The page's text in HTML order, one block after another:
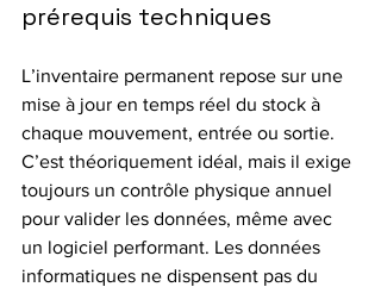
prérequis techniques
L’inventaire permanent repose sur une
mise à jour en temps réel du stock à
chaque mouvement, entrée ou sortie.
C’est théoriquement idéal, mais il exige
toujours un contrôle physique annuel
pour valider les données, même avec
un logiciel performant. Les données
informatiques ne dispensent pas du